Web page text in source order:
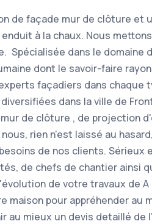
de façade mur de clôture et
à la chaux. Nous
dans le domaine
dont le savoir-faire
façadiers dans chaque
dans la ville de
de clôture , de projection
rien n'est laissé au
de nos clients. Sérieux
de chefs de chantier ainsi
de votre travaux de
pour appréhender au
au mieux un devis detaillé de